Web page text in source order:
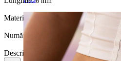
Material:Titan
Număr bucăți:
Descriere